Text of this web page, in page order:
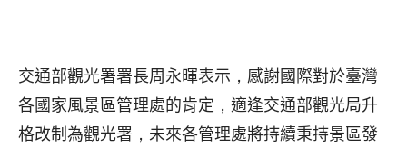
交通部觀光署署長周永暉表示，感謝國際對於臺灣
各國家風景區管理處的肯定，適逢交通部觀光局升
格改制為觀光署，未來各管理處將持續秉持景區發